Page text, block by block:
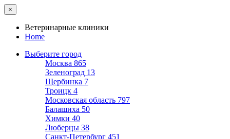
×
Ветеринарные клиники
Home
Выберите город
Москва 865
Зеленоград 13
Щербинка 7
Троицк 4
Московская область 797
Балашиха 50
Химки 40
Люберцы 38
Санкт-Петербург 451